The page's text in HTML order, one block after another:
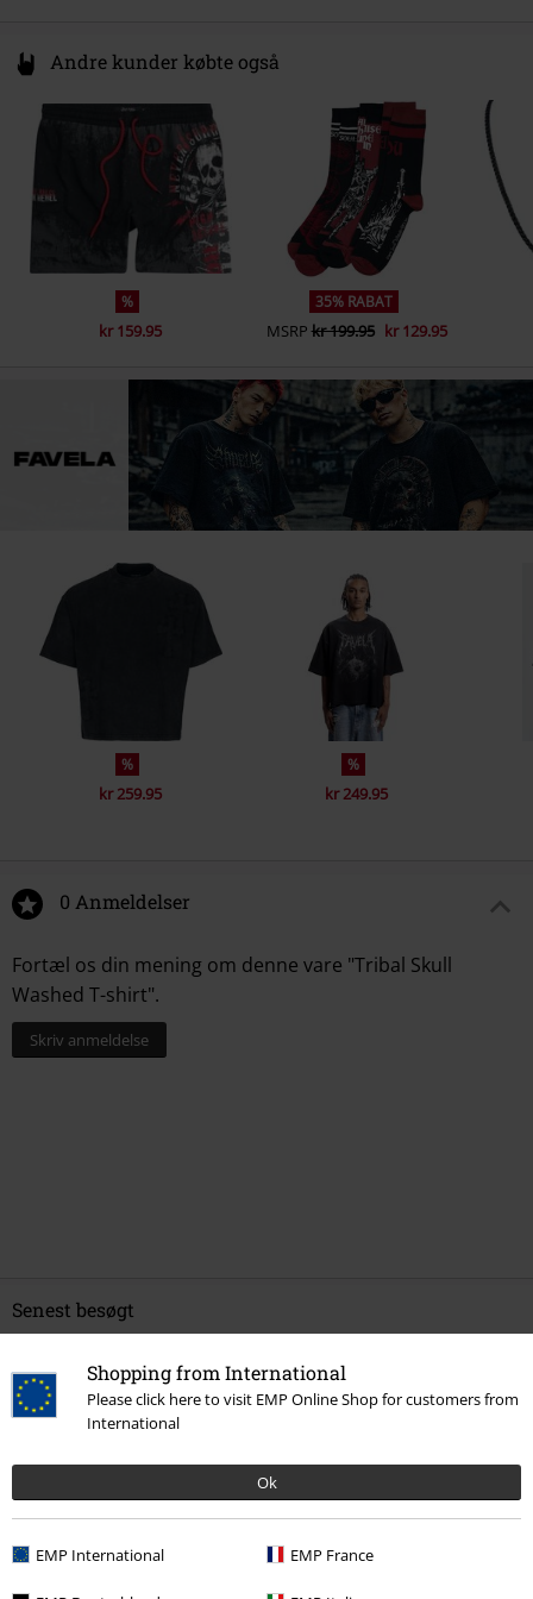
Shopping from International
Please click here to visit EMP Online Shop for customers from
International
Ok
EMP International EMP France
Andre kunder købte også
%
kr 159.95
35% RABAT
MSRPkr 199.95 kr 129.95
%
kr 259.95
%
kr 249.95
0 Anmeldelser
Fortæl os din mening om denne vare "Tribal Skull
Washed T-shirt".
Skriv anmeldelse
Senest besøgt
%